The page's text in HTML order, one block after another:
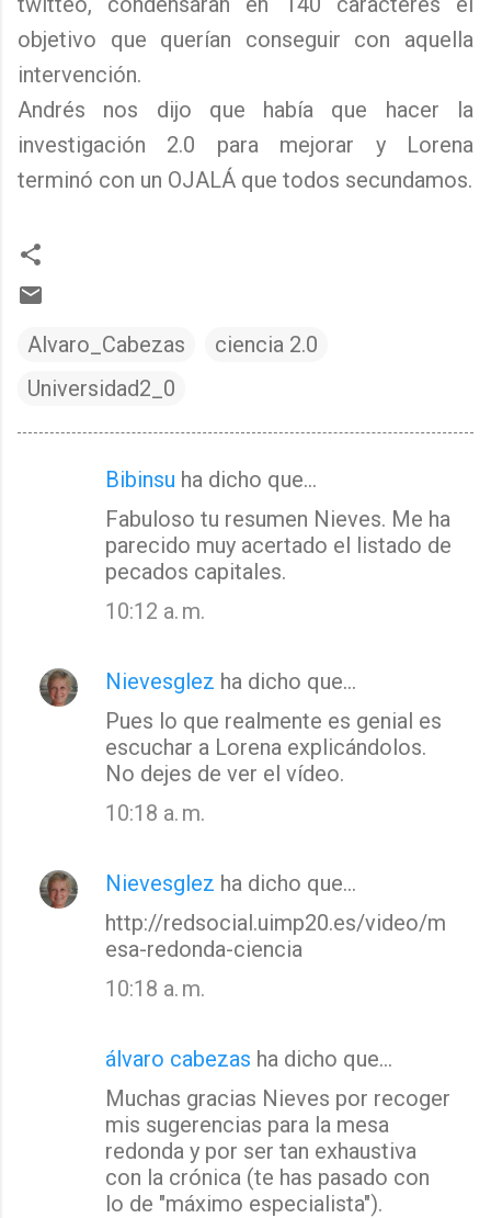
objetivo que querían conseguir con aquella
intervención.
Andrés nos dijo que había que hacer la
investigación 2.0 para mejorar y Lorena
terminó con un OJALÁ que todos secundamos.
Alvaro_Cabezas
ciencia 2.0
Universidad2_0
a
r
Bibinsu ha dicho que…
Fabuloso tu resumen Nieves. Me ha
parecido muy acertado el listado de
pecados capitales.
10:12 a. m.
Nievesglez ha dicho que…
Pues lo que realmente es genial es
escuchar a Lorena explicándolos.
No dejes de ver el vídeo.
10:18 a. m.
Nievesglez ha dicho que…
http://redsocial.uimp20.es/video/m
esa-redonda-ciencia
10:18 a. m.
álvaro cabezas ha dicho que…
Muchas gracias Nieves por recoger
mis sugerencias para la mesa
redonda y por ser tan exhaustiva
con la crónica (te has pasado con
lo de "máximo especialista").